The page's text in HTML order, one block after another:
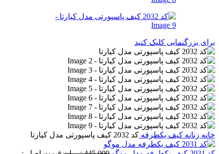
برای بزرگنمایی کلیک کنید
خانه زنانه کیف یکطرفه کد 2032 کیف پاسپورتی مدل کیارتا